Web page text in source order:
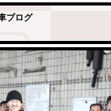
ブログ